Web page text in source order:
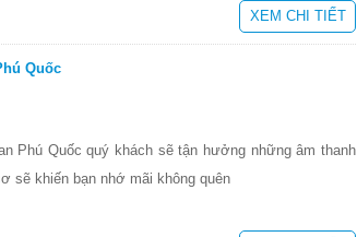
XEM CHI TIẾT
Quốc
Phú Quốc quý khách sẽ tận hưởng những âm thanh
sẽ khiến bạn nhớ mãi không quên